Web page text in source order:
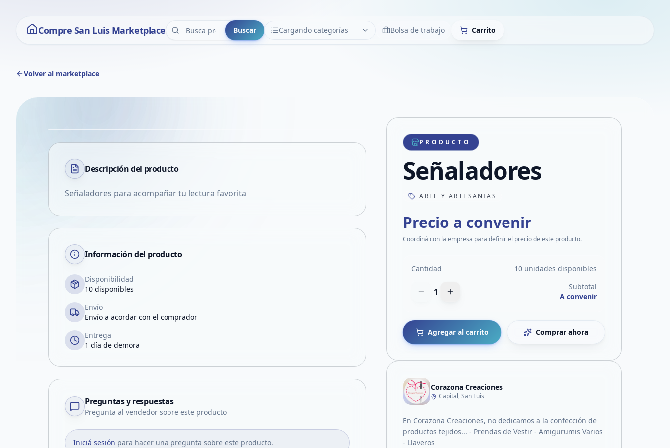
Compre San Luis Marketplace Buscar Cargando categorías
CATEGORÍAS LimpiarBolsa de trabajo Carrito
Volver al marketplace
VER EN PANTALLA COMPLETA
Compartir producto
Compartir por WhatsApp
Compartir por mail
Compartir en Facebook
Descripción del producto
Señaladores para acompañar tu lectura favorita
Información del producto
Disponibilidad
10 disponibles
Envío
Envío a acordar con el comprador
Entrega
1 día de demora
Preguntas y respuestas
Pregunta al vendedor sobre este producto
Iniciá sesión para hacer una pregunta sobre este producto.
PRODUCTO
Señaladores
ARTE Y ARTESANIAS
Precio a convenir
Coordiná con la empresa para definir el precio de este producto.
Cantidad 10 unidades disponibles
1
Subtotal
A convenir
Agregar al carrito Comprar ahora
Corazona Creaciones
Capital, San Luis
En Corazona Creaciones, no dedicamos a la confección de
productos tejidos... - Prendas de Vestir - Amigurumis Varios
- Llaveros